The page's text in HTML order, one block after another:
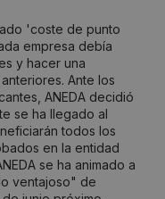
'coste de punto
empresa debía
y hacer una
Ante los
ANEDA decidió
se ha llegado al
todos los
en la entidad
se ha animado a
ventajoso" de